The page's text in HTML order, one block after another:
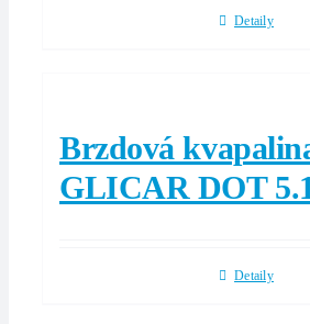
Detaily
Brzdová
GLICAR DOT
Detaily